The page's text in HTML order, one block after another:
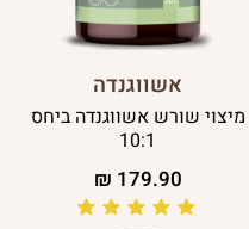
אשווגנדה
מיצוי שורש אשווגנדה ביחס
10:1
179.90
₪